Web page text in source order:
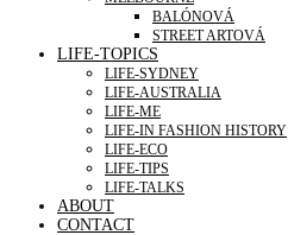
BALÓNOVÁ
STREET ARTOVÁ
LIFE-TOPICS
LIFE-SYDNEY
LIFE-AUSTRALIA
LIFE-ME
LIFE-IN FASHION HISTORY
LIFE-ECO
LIFE-TIPS
LIFE-TALKS
ABOUT
CONTACT